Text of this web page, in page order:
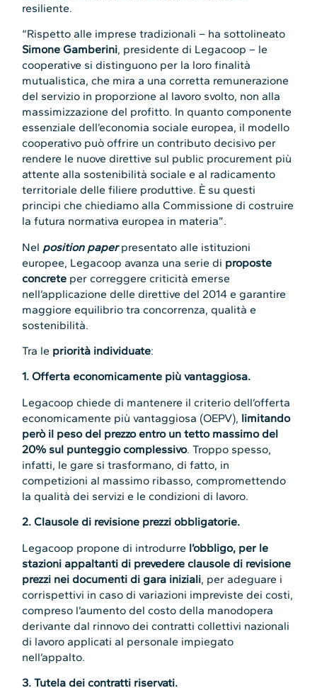
resiliente.
“Rispetto alle imprese tradizionali – ha sottolineato
Simone Gamberini, presidente di Legacoop – le
cooperative si distinguono per la loro finalità
mutualistica, che mira a una corretta remunerazione
del servizio in proporzione al lavoro svolto, non alla
massimizzazione del profitto. In quanto componente
essenziale dell’economia sociale europea, il modello
cooperativo può offrire un contributo decisivo per
rendere le nuove direttive sul public procurement più
attente alla sostenibilità sociale e al radicamento
territoriale delle filiere produttive. È su questi
principi che chiediamo alla Commissione di costruire
la futura normativa europea in materia”.
Nel position paperpresentato alle istituzioni
europee, Legacoop avanza una serie di proposte
concrete per correggere criticità emerse
nell’applicazione delle direttive del 2014 e garantire
maggiore equilibrio tra concorrenza, qualità e
sostenibilità.
Tra le priorità individuate:
1. Offerta economicamente più vantaggiosa.
Legacoop chiede di mantenere il criterio dell’offerta
economicamente più vantaggiosa (OEPV), limitando
però il peso del prezzo entro un tetto massimo del
20% sul punteggio complessivo. Troppo spesso,
infatti, le gare si trasformano, di fatto, in
competizioni al massimo ribasso, compromettendo
la qualità dei servizi e le condizioni di lavoro.
2. Clausole di revisione prezzi obbligatorie.
Legacoop propone di introdurre l’obbligo, per le
stazioni appaltanti di prevedere clausole di revisione
prezzi nei documenti di gara iniziali, per adeguare i
corrispettivi in caso di variazioni impreviste dei costi,
compreso l’aumento del costo della manodopera
derivante dal rinnovo dei contratti collettivi nazionali
di lavoro applicati al personale impiegato
nell’appalto.
3. Tutela dei contratti riservati.